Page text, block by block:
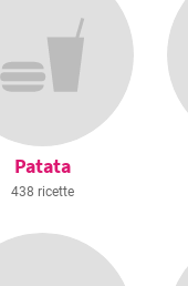
Patata
438 ricette